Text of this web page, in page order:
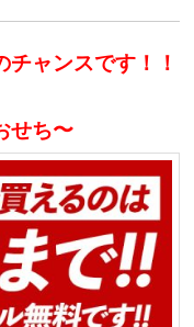
ャンスです！！
せち〜